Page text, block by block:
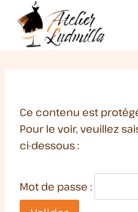
contenu
Ce contenu est
Pour le voir, veuillez
ci-dessous :
Mot de passe :